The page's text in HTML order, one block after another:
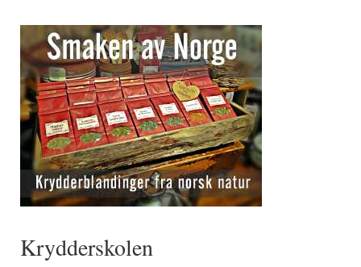
Krydderskolen